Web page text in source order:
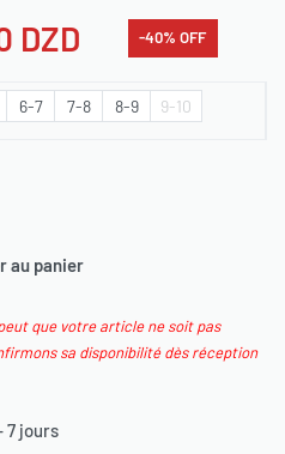
DZD -40% OFF
6-7 7-8 8-9 9-10
au panier
que votre article ne soit pas
sa disponibilité dès réception
7 jours